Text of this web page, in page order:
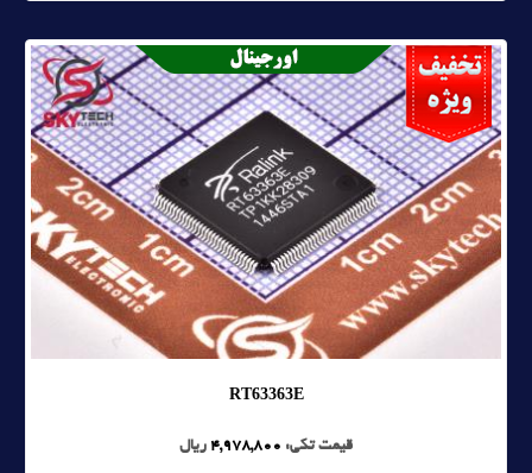
RT63363E
قیمت تکی: 4,978,800 ریال